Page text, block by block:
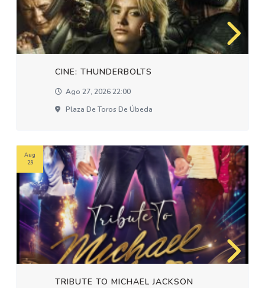
CINE: THUNDERBOLTS
Ago 27, 2026 22:00
Plaza De Toros De Úbeda
TRIBUTE TO MICHAEL JACKSON
Aug
29